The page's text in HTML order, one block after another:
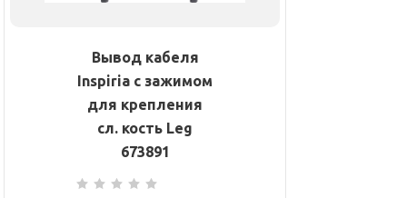
Вывод кабеля
Inspiria с зажимом
для крепления
сл. кость Leg
673891